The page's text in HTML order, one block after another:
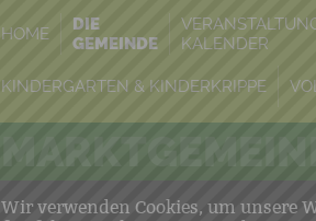
HOME
DIE
GEMEINDE
KALENDER
KINDERGARTEN & KINDERKRIPPE
Wir verwenden Cookies, um unsere